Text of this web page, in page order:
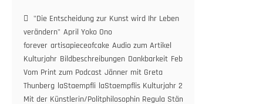
2022:
TEIL
1.
"Die Entscheidung zur Kunst wird Ihr Leben
verändern" April Yoko Ono
forever artisapieceofcake Audio zum Artikel
Kulturjahr Bildbeschreibungen Dankbarkeit Februar
Vom Print zum Podcast Jänner mit Greta
Thunberg laStaempfli laStaempflis Kulturjahr 2022.
Mit der Künstlerin/Politphilosophin Regula Stämpfli